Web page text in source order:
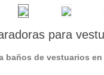
para
baños de vestuarios